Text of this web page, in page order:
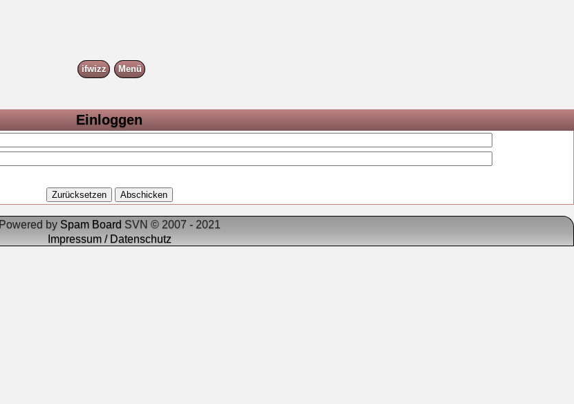
ifwizz Menü
Einloggen
Powered by Spam Board SVN © 2007 - 2021
Impressum / Datenschutz